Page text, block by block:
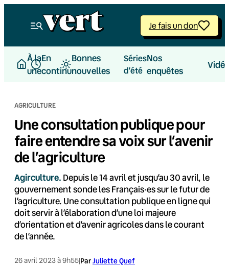
Je fais un don
À la
une
En
continu
Bonnes
nouvelles
Séries
d’été
Nos
enquêtes
AGRICULTURE
Une consultation publique pour
faire entendre sa voix sur l’avenir
de l’agriculture
Agirculture. Depuis le 14 avril et jusqu’au 30 avril, le
gouvernement sonde les Français·es sur le futur de
l’agriculture. Une consultation publique en ligne qui
doit servir à l’élaboration d’une loi majeure
d’orientation et d’avenir agricoles dans le courant
de l’année.
26 avril 2023 à 9h55|ParJuliette Quef